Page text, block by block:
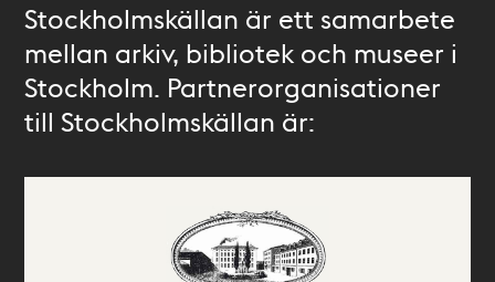
Stockholmskällan är ett samarbete
mellan arkiv, bibliotek och museer i
Stockholm. Partnerorganisationer
till Stockholmskällan är: